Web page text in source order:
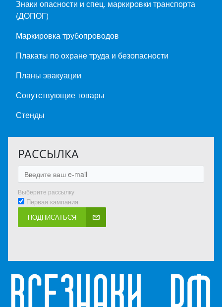
Знаки опасности и спец. маркировки транспорта
(ДОПОГ)
Маркировка трубопроводов
Плакаты по охране труда и безопасности
Планы эвакуации
Сопутствующие товары
Стенды
РАССЫЛКА
Выберите рассылку
Первая кампания
ПОДПИСАТЬСЯ